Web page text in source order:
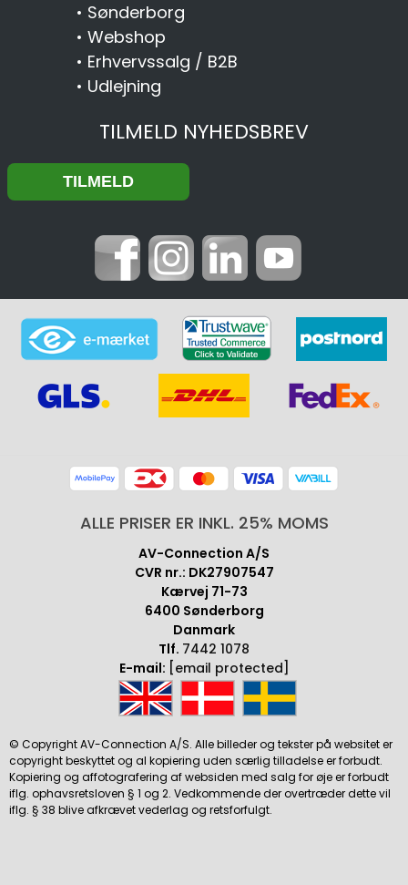
• Sønderborg
• Webshop
• Erhvervssalg / B2B
• Udlejning
TILMELD NYHEDSBREV
ALLE PRISER ER INKL. 25% MOMS
AV-Connection A/S
CVR nr.: DK27907547
Kærvej 71-73
6400 Sønderborg
Danmark
Tlf. 7442 1078
E-mail: [email protected]
© Copyright AV-Connection A/S. Alle billeder og tekster på websitet er
copyright beskyttet og al kopiering uden særlig tilladelse er forbudt.
Kopiering og affotografering af websiden med salg for øje er forbudt
iflg. ophavsretsloven § 1 og 2. Vedkommende der overtræder dette vil
iflg. § 38 blive afkrævet vederlag og retsforfulgt.